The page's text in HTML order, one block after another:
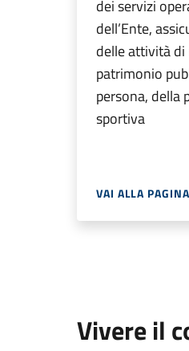
dei servizi
dell’Ente,
delle attività
patrimonio
persona, della
sportiva
VAI ALLA PAGINA
Vivere il